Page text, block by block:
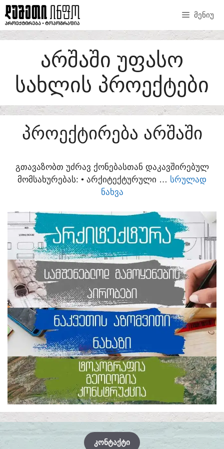
SKIP
TO
CONTENT
ᲛᲔᲜᲘᲣ
ᲐᲠᲨᲐᲨᲘ ᲣᲤᲐᲡᲝ
ᲡᲐᲮᲚᲘᲡ ᲞᲠᲝᲔᲥᲢᲔᲑᲘ
ᲞᲠᲝᲔᲥᲢᲘᲠᲔᲑᲐ ᲐᲠᲨᲐᲨᲘ
ᲒᲗᲐᲕᲐᲖᲝᲑᲗ ᲣᲫᲠᲐᲕ ᲥᲝᲜᲔᲑᲐᲡᲗᲐᲜ ᲓᲐᲙᲐᲕᲨᲘᲠᲔᲑᲣᲚ
ᲛᲝᲛᲡᲐᲮᲣᲠᲔᲑᲐᲡ:​ • ᲐᲠᲥᲘᲢᲔᲥᲢᲣᲠᲣᲚᲘ … ᲡᲠᲣᲚᲐᲓ
ᲜᲐᲮᲕᲐ
ᲙᲝᲜᲢᲐᲥᲢᲘ